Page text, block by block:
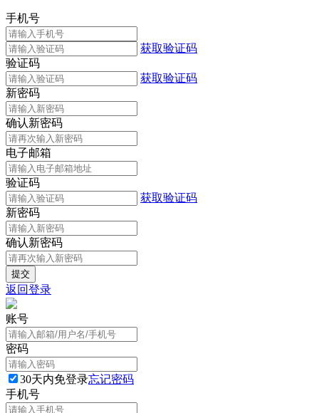
手机号
获取验证码
验证码
获取验证码
新密码
确认新密码
电子邮箱
验证码
获取验证码
新密码
确认新密码
返回登录
账号
密码
30天内免登录忘记密码
手机号